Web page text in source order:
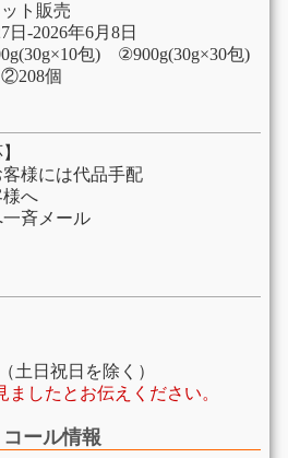
ト販売
日-2026年6月8日
包) ②900g(30g×30包)
個
客様には代品手配
様へ
斉メール
土日祝日を除く）
したとお伝えください。
ール情報